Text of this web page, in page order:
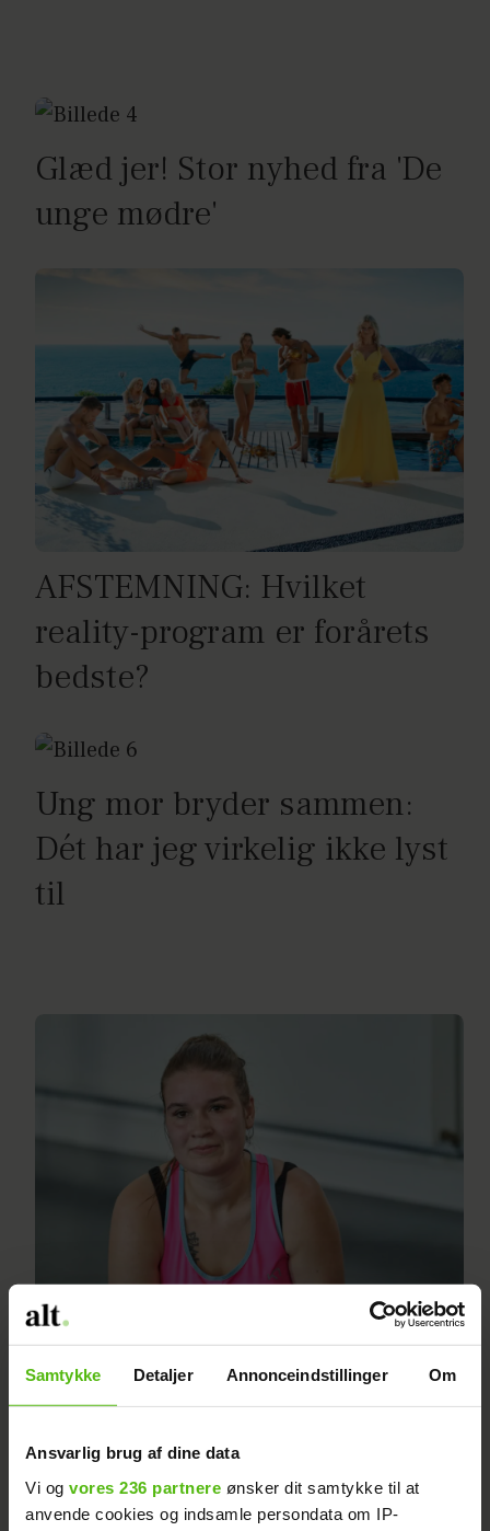
Samtykke Detaljer Annonceindstillinger Om
Ansvarlig brug af dine data
Vi og vores 236 partnere ønsker dit samtykke til at
anvende cookies og indsamle persondata om IP-
Glæd jer! Stor nyhed fra 'De
unge mødre'
AFSTEMNING: Hvilket
reality-program er forårets
bedste?
Ung mor bryder sammen:
Dét har jeg virkelig ikke lyst
til
Ung mor åbner op: Jeg har
løjet for hele verden
Tryglede kæresten om at